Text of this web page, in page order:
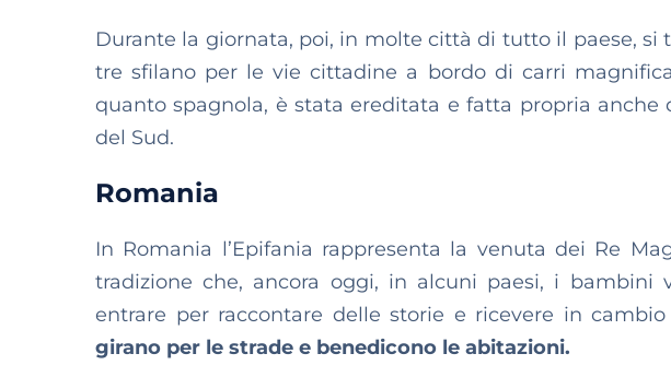
Durante la giornata, poi, in molte città di tutto il paese, si
tre sfilano per le vie cittadine a bordo di carri
quanto spagnola, è stata ereditata e fatta propria anche
del Sud.
Romania
In Romania l’Epifania rappresenta la venuta dei Re
tradizione che, ancora oggi, in alcuni paesi, i bambini
entrare per raccontare delle storie e ricevere in
girano per le strade e benedicono le abitazioni.